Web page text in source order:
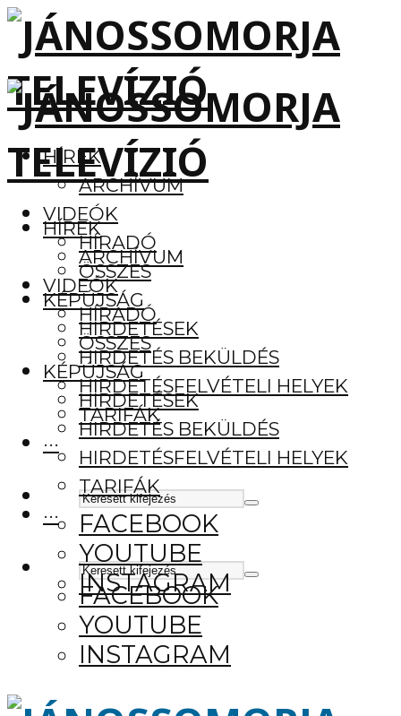
HÍREK
ARCHÍVUM
VIDEÓK
HÍRADÓ
ÖSSZES
KÉPÚJSÁG
HIRDETÉSEK
HIRDETÉS BEKÜLDÉS
HIRDETÉSFELVÉTELI HELYEK
TARIFÁK
···
FACEBOOK
YOUTUBE
INSTAGRAM
HÍREK
ARCHÍVUM
VIDEÓK
HÍRADÓ
ÖSSZES
KÉPÚJSÁG
HIRDETÉSEK
HIRDETÉS BEKÜLDÉS
HIRDETÉSFELVÉTELI HELYEK
TARIFÁK
···
FACEBOOK
YOUTUBE
INSTAGRAM